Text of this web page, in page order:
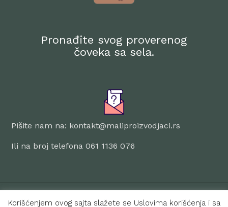
Pronađite svog proverenog
čoveka sa sela.
Pišite nam na: kontakt@maliproizvodjaci.rs
Ili na broj telefona 061 1136 076
© 2024 Mali Proizvođači. SVA PRAVA ZADRŽANA
Korišćenjem ovog sajta slažete se Uslovima korišćenja i sa